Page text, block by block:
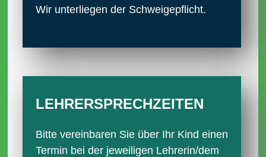
Wir unterliegen der Schweigepflicht.
LEHRER­SPRECH­ZEITEN
Bitte vereinbaren Sie über Ihr Kind einen
Termin bei der jeweiligen Lehrerin/dem